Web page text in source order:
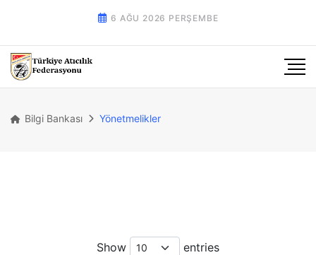
6 AĞU 2026 PERŞEMBE
Bilgi Bankası Yönetmelikler
Show
entries